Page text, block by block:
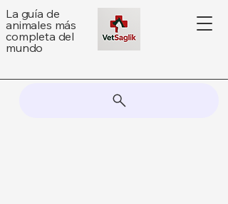
La guía de
animales más
completa del
mundo